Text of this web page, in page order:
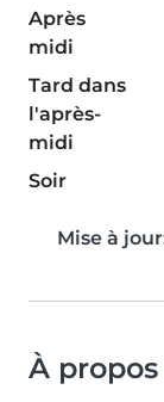
Après
midi
Tard dans
l'après-
midi
Soir
Mise à
À